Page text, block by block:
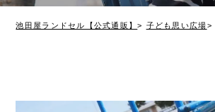
池田屋ランドセル【公式通販】 子ども思い広場